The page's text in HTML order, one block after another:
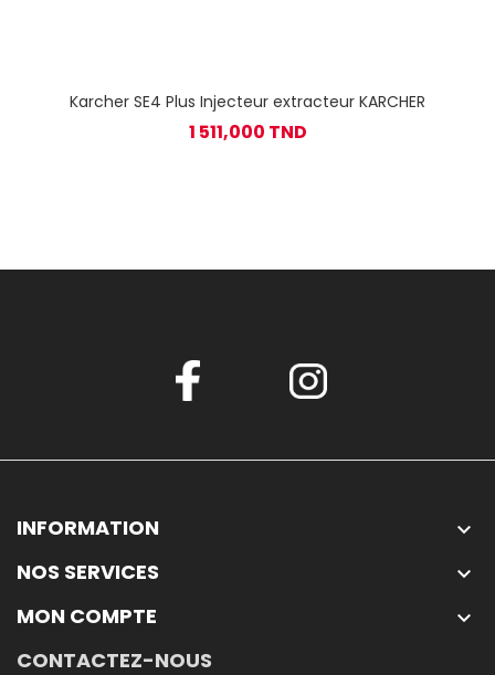
Karcher SE4 Plus Injecteur extracteur KARCHER
1 511,000 TND
INFORMATION 
NOS SERVICES 
MON COMPTE 
CONTACTEZ-NOUS